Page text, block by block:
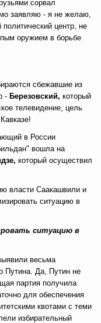
сорвал
заявляю - я не желаю,
политический центр, не
оружием в борьбе
сбежавшие из
- Березовский, который
телевидение, цель
в России
вошла на
который осуществил
власти Саакашвили и
ситуацию в
ситуацию в
весьма
Путина. Да, Путин не
партия получила
для обеспечения
квотами с теми
избирательный